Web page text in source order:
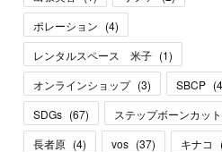
ポレーション (4)
レンタルスペース 米子 (1)
オンラインショップ (3) SBCP (
SDGs (67) ステップボーンカット
長者原 (4) vos (37) キナコ